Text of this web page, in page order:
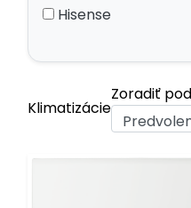
Hisense
Klimatizácie
Zoradiť